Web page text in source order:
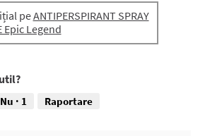
peANTIPERSPIRANT SPRAY
Epic Legend
Nu · 1 Raportare